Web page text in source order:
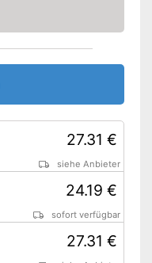
27.31 €
siehe Anbieter
24.19 €
sofort verfügbar
27.31 €